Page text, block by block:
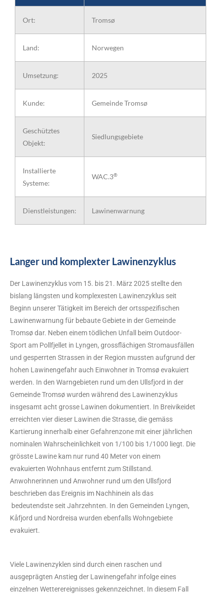
Ort: Tromsø
Land: Norwegen
Umsetzung: 2025
Kunde: Gemeinde Tromsø
Geschütztes
Objekt:
Siedlungsgebiete
Installierte
Systeme:
WAC.3®
Dienstleistungen: Lawinenwarnung
Langer und komplexter Lawinenzyklus
Der Lawinenzyklus vom 15. bis 21. März 2025 stellte den
bislang längsten und komplexesten Lawinenzyklus seit
Beginn unserer Tätigkeit im Bereich der ortsspezifischen
Lawinenwarnung für bebaute Gebiete in der Gemeinde
Tromsø dar. Neben einem tödlichen Unfall beim Outdoor-
Sport am Pollfjellet in Lyngen, grossflächigen Stromausfällen
und gesperrten Strassen in der Region mussten aufgrund der
hohen Lawinengefahr auch Einwohner in Tromsø evakuiert
werden. In den Warngebieten rund um den Ullsfjord in der
Gemeinde Tromsø wurden während des Lawinenzyklus
insgesamt acht grosse Lawinen dokumentiert. In Breivikeidet
erreichten vier dieser Lawinen die Strasse, die gemäss
Kartierung innerhalb einer Gefahrenzone mit einer jährlichen
nominalen Wahrscheinlichkeit von 1/100 bis 1/1000 liegt. Die
grösste Lawine kam nur rund 40 Meter von einem
evakuierten Wohnhaus entfernt zum Stillstand.
Anwohnerinnen und Anwohner rund um den Ullsfjord
beschrieben das Ereignis im Nachhinein als das
bedeutendste seit Jahrzehnten. In den Gemeinden Lyngen,
Kåfjord und Nordreisa wurden ebenfalls Wohngebiete
evakuiert.
Viele Lawinenzyklen sind durch einen raschen und
ausgeprägten Anstieg der Lawinengefahr infolge eines
einzelnen Wetterereignisses gekennzeichnet. In diesem Fall